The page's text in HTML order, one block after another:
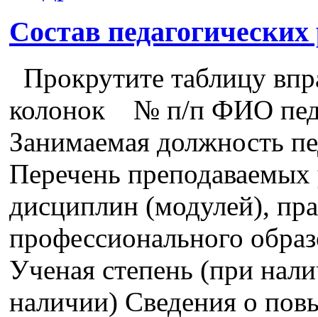
Состав
Прокрутите таблицу
колонок № п/п ФИО
Занимаемая должность
Перечень
дисциплин (модулей),
профессионального
Ученая степень (при
наличии) Сведения о